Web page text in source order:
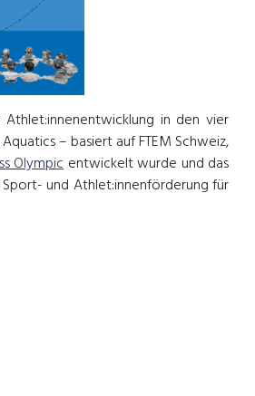
in den vier
– basiert auf FTEM Schweiz,
Olympic entwickelt wurde und das
und Athlet:innenförderung für